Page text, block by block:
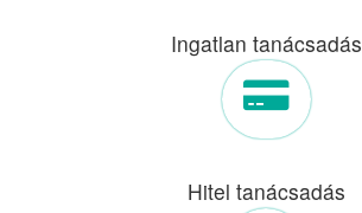
Ingatlan tanácsadás
Hitel tanácsadás